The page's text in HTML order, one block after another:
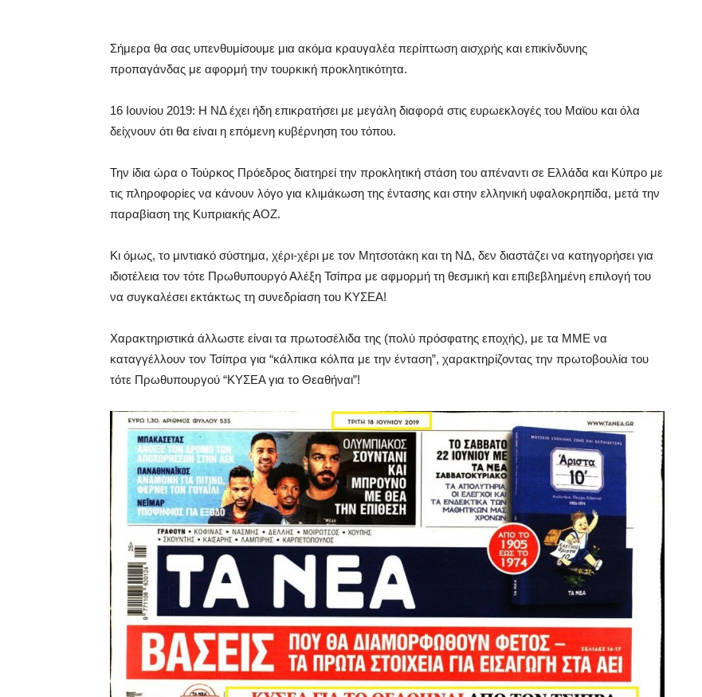
Σήμερα θα σας υπενθυμίσουμε μια ακόμα κραυγαλέα περίπτωση αισχρής και επικίνδυνης
προπαγάνδας με αφορμή την τουρκική προκλητικότητα.
16 Ιουνίου 2019: Η ΝΔ έχει ήδη επικρατήσει με μεγάλη διαφορά στις ευρωεκλογές του Μαϊου και όλα
δείχνουν ότι θα είναι η επόμενη κυβέρνηση του τόπου.
Την ίδια ώρα ο Τούρκος Πρόεδρος διατηρεί την προκλητική στάση του απέναντι σε Ελλάδα και Κύπρο με
τις πληροφορίες να κάνουν λόγο για κλιμάκωση της έντασης και στην ελληνική υφαλοκρηπίδα, μετά την
παραβίαση της Κυπριακής ΑΟΖ.
Κι όμως, το μιντιακό σύστημα, χέρι-χέρι με τον Μητσοτάκη και τη ΝΔ, δεν διαστάζει να κατηγορήσει για
ιδιοτέλεια τον τότε Πρωθυπουργό Αλέξη Τσίπρα με αφμορμή τη θεσμική και επιβεβλημένη επιλογή του
να συγκαλέσει εκτάκτως τη συνεδρίαση του ΚΥΣΕΑ!
Χαρακτηριστικά άλλωστε είναι τα πρωτοσέλιδα της (πολύ πρόσφατης εποχής), με τα ΜΜΕ να
καταγγέλλουν τον Τσίπρα για “κάλπικα κόλπα με την ένταση”, χαρακτηρίζοντας την πρωτοβουλία του
τότε Πρωθυπουργού “ΚΥΣΕΑ για το Θεαθήναι”!